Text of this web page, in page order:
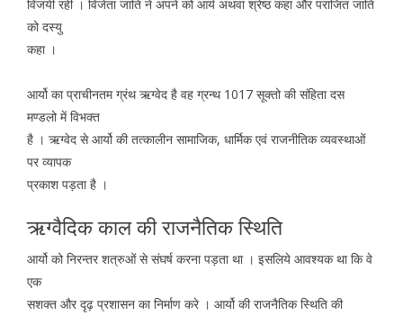
विजयी रही । विजेता जाति ने अपने को आर्य अथवा श्रेष्ठ कहा और पराजित जाति
को दस्यु
कहा ।
आर्यो का प्राचीनतम ग्रंथ ऋग्वेद है वह ग्रन्थ 1017 सूक्तो की संहिता दस
मण्डलो में विभक्त
है । ऋग्वेद से आर्यो की तत्कालीन सामाजिक, धार्मिक एवं राजनीतिक व्यवस्थाओं
पर व्यापक
प्रकाश पड़ता है ।
ऋग्वैदिक काल की राजनैतिक स्थिति
आर्यो को निरन्तर शत्रुओं से संघर्ष करना पड़ता था । इसलिये आवश्यक था कि वे
एक
सशक्त और दृढ़ प्रशासन का निर्माण करे । आर्यो की राजनैतिक स्थिति की